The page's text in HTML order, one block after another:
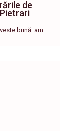
de
bună: am